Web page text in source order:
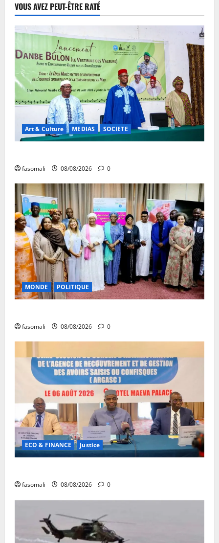
VOUS AVEZ PEUT-ÊTRE RATÉ
Art & Culture MEDIAS SOCIETE
fasomali 08/08/2026 0
MONDE POLITIQUE
fasomali 08/08/2026 0
ECO & FINANCE Justice
fasomali 08/08/2026 0